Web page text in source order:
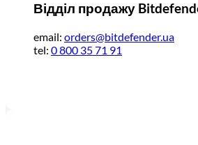
Відділ продажу
email: orders@bitdefender.ua
tel: 0 800 35 71 91